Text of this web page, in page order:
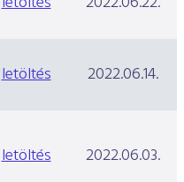
letöltés
2022.06.14.
letöltés 2022.06.03.